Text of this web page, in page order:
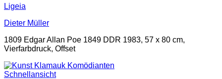
Ligeia
Dieter Müller
1809 Edgar Allan Poe 1849 DDR 1983, 57 x 80 cm,
Vierfarbdruck, Offset
Schnellansicht